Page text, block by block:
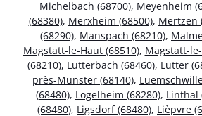
Michelbach (68700), Meyenheim
(68380), Merxheim (68500), Mertzen
(68290), Manspach (68210),
Magstatt-le-Haut (68510), Magstatt-
(68210), Lutterbach (68460), Lutter
près-Munster (68140),
(68480), Logelheim (68280), Linthal
(68480), Ligsdorf (68480), Lièpvre